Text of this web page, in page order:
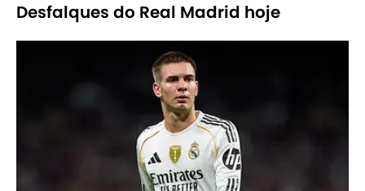
Desfalques do Real Madrid hoje